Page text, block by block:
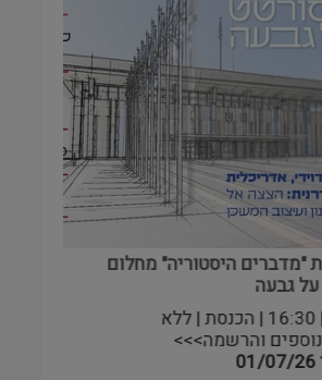
"מדברים היסטוריה" מחלום
גבעה
06.07.2026 | 16:30 | הכנסת | ללא
והרשמה>>>
01/07/26